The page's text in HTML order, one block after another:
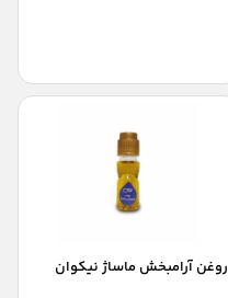
روغن آرامبخش ماساژ نیکوان